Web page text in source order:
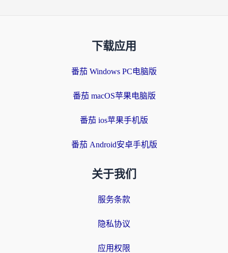
下载应用
番茄 Windows PC电脑版
番茄 macOS苹果电脑版
番茄 ios苹果手机版
番茄 Android安卓手机版
关于我们
服务条款
隐私协议
应用权限